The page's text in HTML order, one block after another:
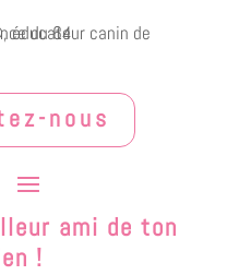
nous
ami de ton
!